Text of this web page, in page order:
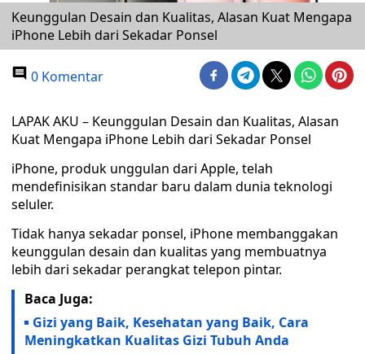
Keunggulan Desain dan Kualitas, Alasan Kuat Mengapa
iPhone Lebih dari Sekadar Ponsel
0 Komentar
LAPAK AKU – Keunggulan Desain dan Kualitas, Alasan
Kuat Mengapa iPhone Lebih dari Sekadar Ponsel
iPhone, produk unggulan dari Apple, telah
mendefinisikan standar baru dalam dunia teknologi
seluler.
Tidak hanya sekadar ponsel, iPhone membanggakan
keunggulan desain dan kualitas yang membuatnya
lebih dari sekadar perangkat telepon pintar.
Baca Juga:
Gizi yang Baik, Kesehatan yang Baik, Cara
Meningkatkan Kualitas Gizi Tubuh Anda